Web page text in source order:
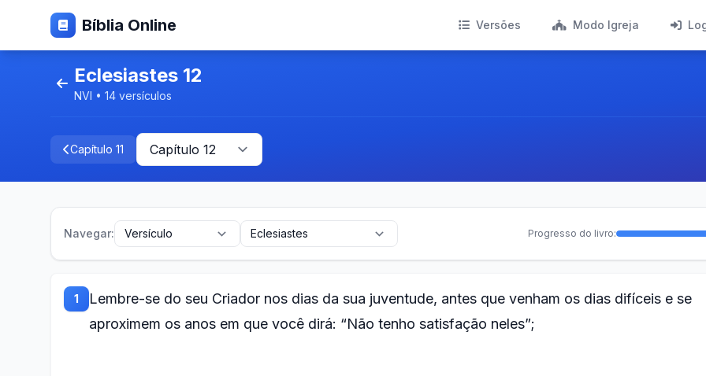
Bíblia Online Versões Modo Igreja
Eclesiastes 12
NVI • 14 versículos
Capítulo 11
Navegar: Progresso do livro:
1
Lembre-se do seu Criador nos dias da sua juventude, antes que venham os dias difíceis e se
aproximem os anos em que você dirá: “Não tenho satisfação neles”;